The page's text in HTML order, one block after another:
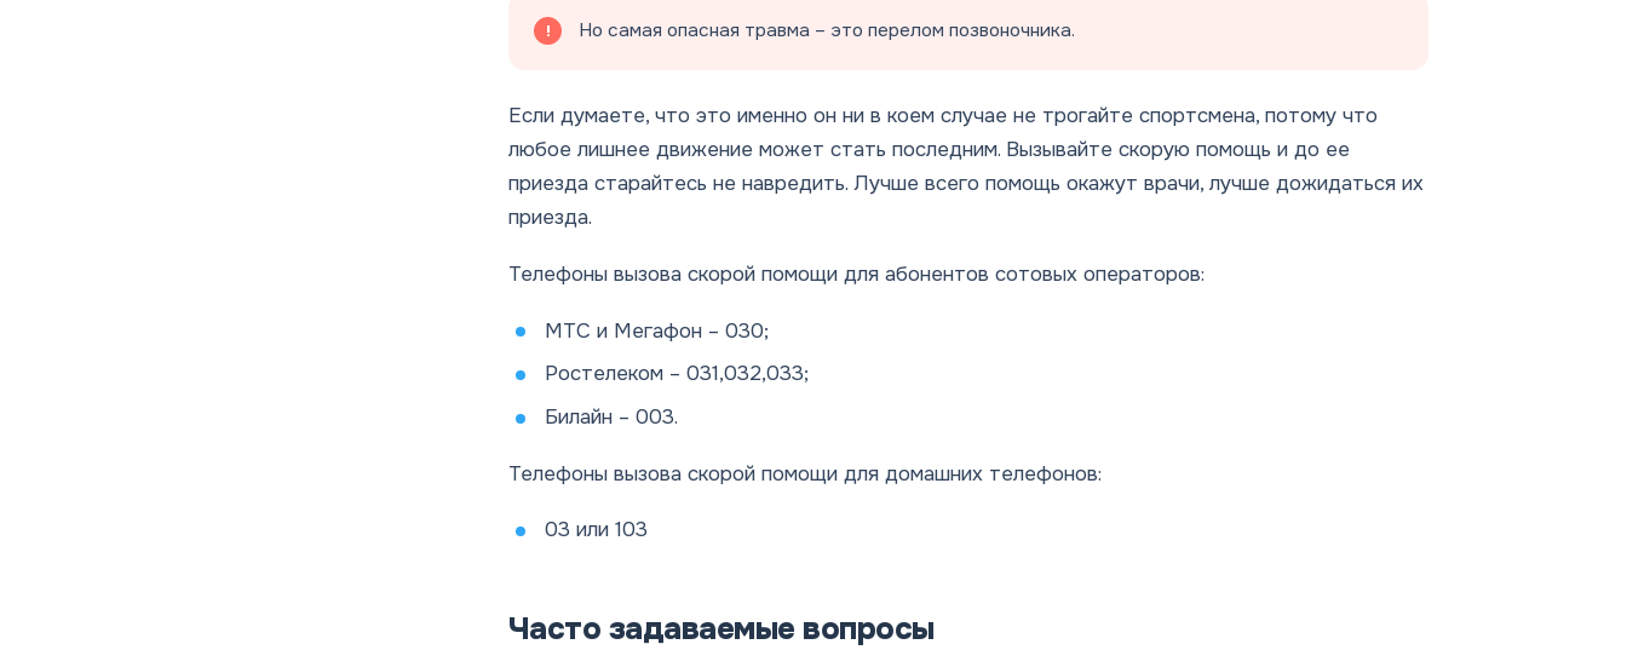
Но самая опасная травма – это перелом позвоночника.
Если думаете, что это именно он ни в коем случае не трогайте спортсмена, потому что
любое лишнее движение может стать последним. Вызывайте скорую помощь и до ее
приезда старайтесь не навредить. Лучше всего помощь окажут врачи, лучше дожидаться их
приезда.
Телефоны вызова скорой помощи для абонентов сотовых операторов:
МТС и Мегафон – 030;
Ростелеком – 031,032,033;
Билайн – 003.
Телефоны вызова скорой помощи для домашних телефонов:
03 или 103
Часто задаваемые вопросы